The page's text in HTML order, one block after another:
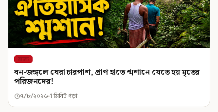
রাজ্য
বন-জঙ্গলে ঘেরা চারপাশ, প্রাণ হাতে শ্মশানে যেতে হয় মৃতের
পরিজনদের!
৭/৮/২০২৬ 1 মিনিট পড়া